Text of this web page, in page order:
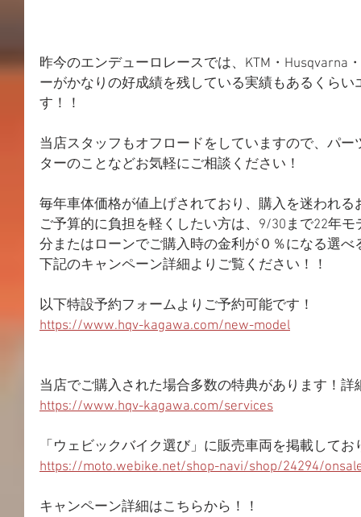
昨今のエンデューロレースでは、KTM・Husqvarna
ーがかなりの好成績を残している実績もあるくら
す！！
当店スタッフもオフロードをしていますので、パ
ターのことなどお気軽にご相談ください！
毎年車体価格が値上げされており、購入を迷われる
ご予算的に負担を軽くしたい方は、9/30まで22年
分またはローンでご購入時の金利が０％になる選
下記のキャンペーン詳細よりご覧ください！！
以下特設予約フォームよりご予約可能です！
https://www.hqv-kagawa.com/new-model
当店でご購入された場合多数の特典があります！詳
https://www.hqv-kagawa.com/services
「ウェビックバイク選び」に販売車両を掲載してお
https://moto.webike.net/shop-navi/shop/24294/
キャンペーン詳細はこちらから！！